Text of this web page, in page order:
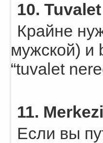
10.
Крайне
мужской) и
“tuvalet
11.
Если вы